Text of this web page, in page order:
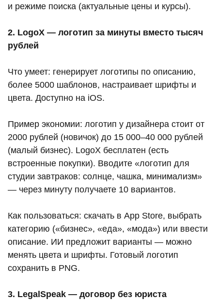
и режиме поиска (актуальные цены и курсы).
2. LogoX — логотип за минуты вместо тысяч
рублей
Что умеет: генерирует логотипы по описанию,
более 5000 шаблонов, настраивает шрифты и
цвета. Доступно на iOS.
Пример экономии: логотип у дизайнера стоит от
2000 рублей (новичок) до 15 000–40 000 рублей
(малый бизнес). LogoX бесплатен (есть
встроенные покупки). Вводите «логотип для
студии завтраков: солнце, чашка, минимализм»
— через минуту получаете 10 вариантов.
Как пользоваться: скачать в App Store, выбрать
категорию («бизнес», «еда», «мода») или ввести
описание. ИИ предложит варианты — можно
менять цвета и шрифты. Готовый логотип
сохранить в PNG.
3. LegalSpeak — договор без юриста